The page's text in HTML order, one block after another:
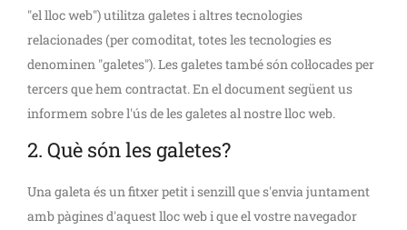
"el lloc web") utilitza galetes i altres tecnologies
relacionades (per comoditat, totes les tecnologies es
denominen "galetes"). Les galetes també són col·locades per
tercers que hem contractat. En el document següent us
informem sobre l'ús de les galetes al nostre lloc web.
2. Què són les galetes?
Una galeta és un fitxer petit i senzill que s'envia juntament
amb pàgines d'aquest lloc web i que el vostre navegador